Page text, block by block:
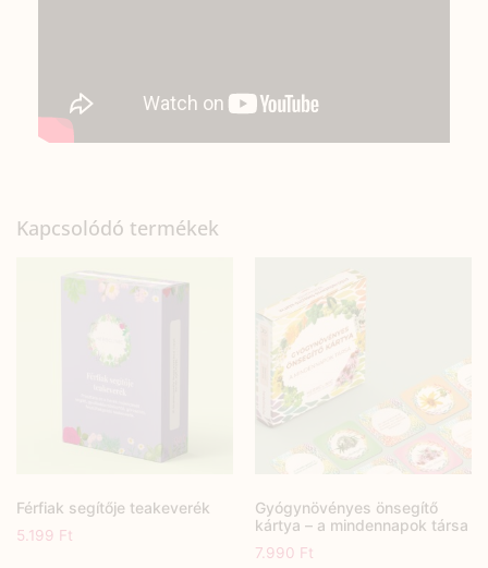
Kapcsolódó termékek
Férfiak segítője teakeverék
5.199 Ft
Gyógynövényes önsegítő
kártya – a mindennapok társa
7.990 Ft